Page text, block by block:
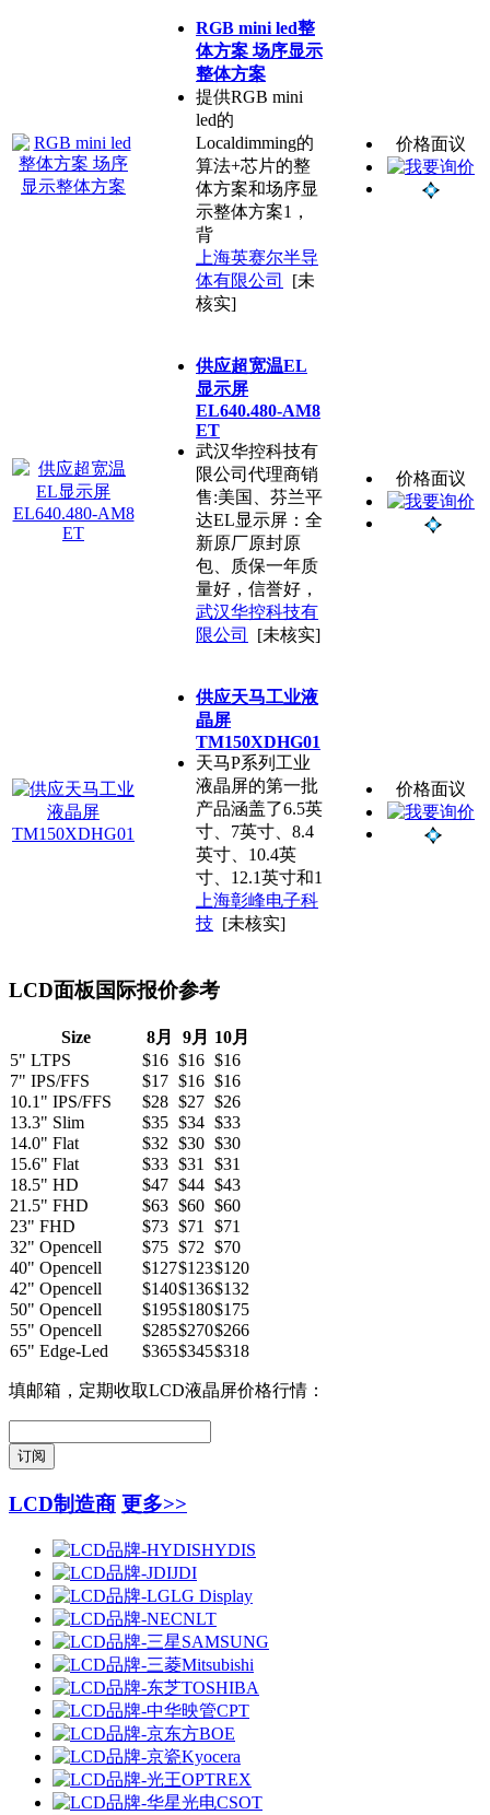
RGB mini led整
体方案 场序显示
整体方案
提供RGB mini
led的
Localdimming的
算法+芯片的整
体方案和场序显
示整体方案1，
背
上海英赛尔半导
体有限公司
[未
核实]
价格面议
供应超宽温EL
显示屏
EL640.480-AM8
ET
武汉华控科技有
限公司代理商销
售:美国、芬兰平
达EL显示屏：全
新原厂原封原
包、质保一年质
量好，信誉好，
武汉华控科技有
限公司
[未核实]
价格面议
供应天马工业液
晶屏
TM150XDHG01
天马P系列工业
液晶屏的第一批
产品涵盖了6.5英
寸、7英寸、8.4
英寸、10.4英
寸、12.1英寸和1
上海彰峰电子科
技 [未核实]
价格面议
LCD面板国际报价参考
Size 8月 9月 10月
5" LTPS
$16 $16 $16
7" IPS/FFS
$17 $16 $16
10.1" IPS/FFS
$28 $27 $26
13.3" Slim
$35 $34 $33
14.0" Flat
$32 $30 $30
15.6" Flat
$33 $31
$31
18.5" HD
$47 $44 $43
21.5" FHD
$63 $60 $60
23" FHD
$73 $71
$71
32" Opencell
$75 $72 $70
40" Opencell
$127$123$120
42" Opencell
$140$136$132
50" Opencell
$195$180$175
55" Opencell
$285$270$266
65" Edge-Led
$365$345$318
填邮箱，定期收取LCD液晶屏价格行情：
LCD制造商 更多>>